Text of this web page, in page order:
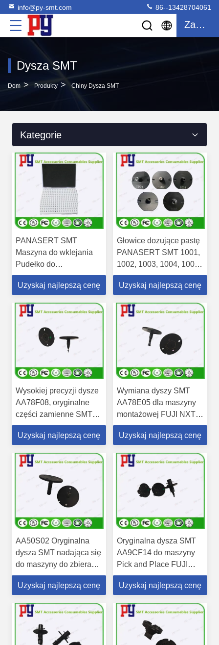
info@py-smt.com 86--13428704061
Zacytować
Dysza SMT
Dom > Produkty > Chiny Dysza SMT
Kategorie
PANASERT SMT
Maszyna do wklejania
Pudełko do
przechowywania
końcówek CM402
pudełko do
Mocne akcesoria SMT
Uzyskaj najlepszą cenę
Głowice dozujące pastę
PANASERT SMT 1001,
1002, 1003, 1004, 1005 -
Wysokiej jakości,
odporne na zużycie
w magazynie.
Uzyskaj najlepszą cenę
Wysokiej precyzji dysze
AA78F08, oryginalne
części zamienne SMT
dla maszyny do
zbierania i umieszczania
H08MQ, na magazynie
szybka dostawa
Uzyskaj najlepszą cenę
Wymiana dyszy SMT
AA78E05 dla maszyny
montażowej FUJI NXT
serii
Uzyskaj najlepszą cenę
AA50S02 Oryginalna
dysza SMT nadająca się
do maszyny do zbierania
i umieszczania na
magazynie FUJI NXT
Uzyskaj najlepszą cenę
Oryginalna dysza SMT
AA9CF14 do maszyny
Pick and Place FUJI
NXT H08M H08MQ
Uzyskaj najlepszą cenę